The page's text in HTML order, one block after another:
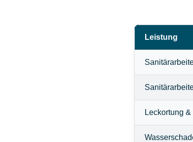
Leistung
Leckortung